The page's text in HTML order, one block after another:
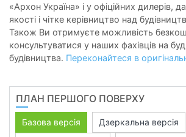
«Архон Україна» і у офіційних дилерів,
якості і чітке керівництво над
Також Ви отримуєте можливість
консультуватися у наших фахівців на
будівництва. Переконайтеся в
ПЛАН ПЕРШОГО ПОВЕРХУ
Базова версія
Дзеркальна версія